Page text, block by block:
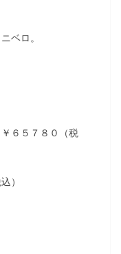
ベロ。
５７８０（税
）